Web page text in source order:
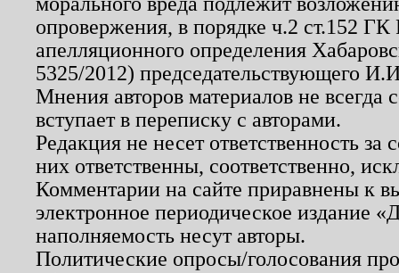
опровержения, в порядке ч.2 ст.152
апелляционного определения
5325/2012) председательствующего
Мнения авторов материалов не
вступает в переписку с авторами.
Редакция не несет ответственность
них ответственны, соответственно,
Комментарии на сайте приравнены к
электронное периодическое издание
наполняемость несут авторы.
Политические опросы/голосования